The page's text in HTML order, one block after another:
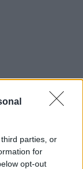
parties, or
for
opt-out